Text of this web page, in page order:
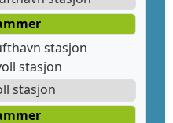
stasjon
stasjon
stasjon